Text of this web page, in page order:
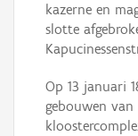
kazerne en
slotte
Op 13 januari
gebouwen